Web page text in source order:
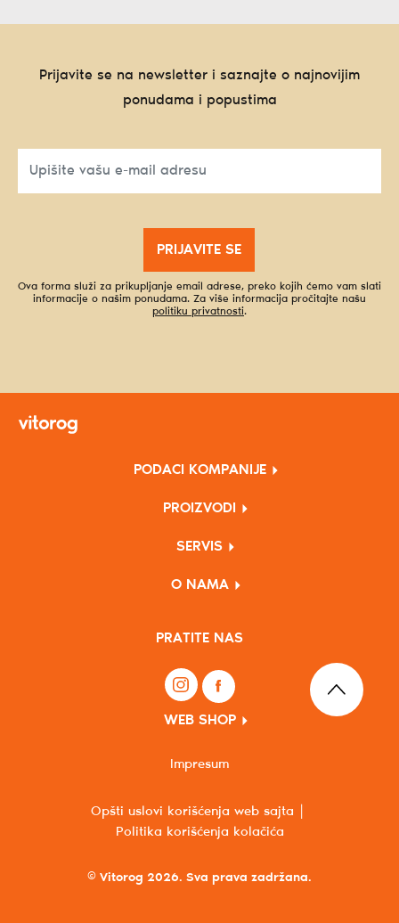
Prijavite se na newsletter i saznajte o najnovijim
ponudama i popustima
PRIJAVITE SE
Ova forma služi za prikupljanje email adrese, preko kojih ćemo vam slati
informacije o našim ponudama. Za više informacija pročitajte našu
politiku privatnosti.
PODACI KOMPANIJE
PROIZVODI
SERVIS
O NAMA
PRATITE NAS
WEB SHOP
© Vitorog 2026. Sva prava zadržana.
Opšti uslovi korišćenja web sajta
Politika korišćenja kolačića
Impresum